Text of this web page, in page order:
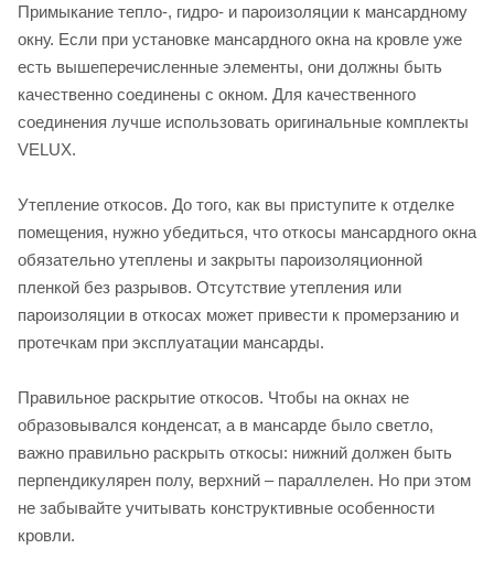
Примыкание тепло-, гидро- и пароизоляции к мансардному
окну. Если при установке мансардного окна на кровле уже
есть вышеперечисленные элементы, они должны быть
качественно соединены с окном. Для качественного
соединения лучше использовать оригинальные комплекты
VELUX.
Утепление откосов. До того, как вы приступите к отделке
помещения, нужно убедиться, что откосы мансардного окна
обязательно утеплены и закрыты пароизоляционной
пленкой без разрывов. Отсутствие утепления или
пароизоляции в откосах может привести к промерзанию и
протечкам при эксплуатации мансарды.
Правильное раскрытие откосов. Чтобы на окнах не
образовывался конденсат, а в мансарде было светло,
важно правильно раскрыть откосы: нижний должен быть
перпендикулярен полу, верхний – параллелен. Но при этом
не забывайте учитывать конструктивные особенности
кровли.